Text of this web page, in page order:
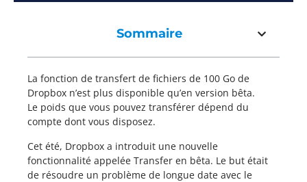
Sommaire
La fonction de transfert de fichiers de 100 Go de
Dropbox n’est plus disponible qu’en version bêta.
Le poids que vous pouvez transférer dépend du
compte dont vous disposez.
Cet été, Dropbox a introduit une nouvelle
fonctionnalité appelée Transfer en bêta. Le but était
de résoudre un problème de longue date avec le